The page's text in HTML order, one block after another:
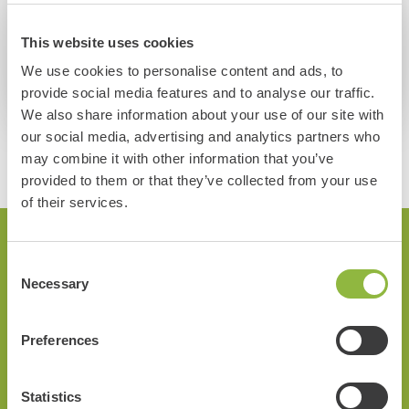
This website uses cookies
We use cookies to personalise content and ads, to
provide social media features and to analyse our traffic.
We also share information about your use of our site with
our social media, advertising and analytics partners who
may combine it with other information that you’ve
provided to them or that they’ve collected from your use
of their services.
Selection
Necessary
Preferences
Statistics
Bekijk alle recensies
Bij de Veluwe Specialist ga je altijd op pad met een gratis
route. Dit kan een klassieke route zijn op papier of een
informatieve variant met highlights of de hilarische fungame.